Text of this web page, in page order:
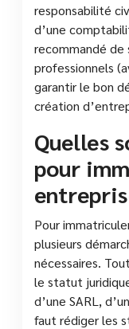
responsabilité
d’une
recommandé de
professionnels
garantir le bon
création
Quelles
pour
Pour
plusieurs
nécessaires.
le statut
d’une SARL,
faut rédiger les